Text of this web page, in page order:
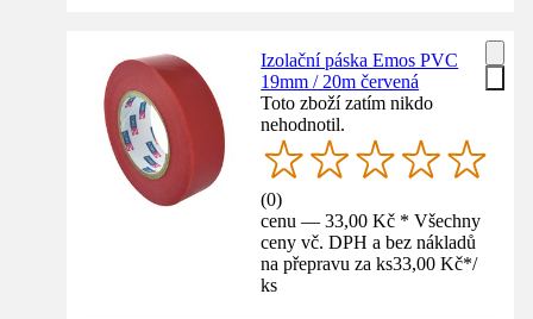
Izolační páska Emos PVC
19mm / 20m červená
Toto zboží zatím nikdo
nehodnotil.
(0)
cenu — 33,00 Kč * Všechny
ceny vč. DPH a bez nákladů
na přepravu za ks33,00 Kč*/
ks